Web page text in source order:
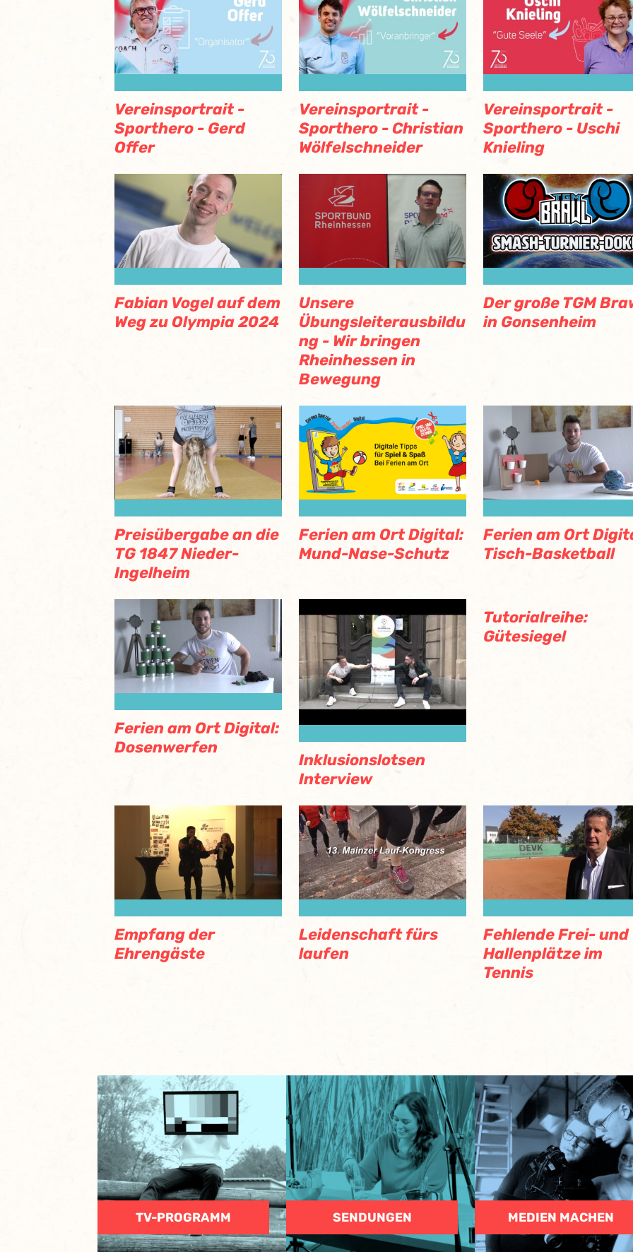
Vereinsportrait -
Sporthero - Gerd
Offer
Vereinsportrait -
Sporthero - Christian
Wölfelschneider
Vereinsportrait -
Sporthero - Uschi
Knieling
Fabian Vogel auf dem
Weg zu Olympia 2024
Unsere
Übungsleiterausbildu
ng - Wir bringen
Rheinhessen in
Bewegung
Der große TGM
in Gonsenheim
Preisübergabe an die
TG 1847 Nieder-
Ingelheim
Ferien am Ort Digital:
Mund-Nase-Schutz
Ferien am Ort
Tisch-Basketball
Ferien am Ort Digital:
Dosenwerfen
Inklusionslotsen
Interview
Tutorialreihe:
Gütesiegel
Empfang der
Ehrengäste
Leidenschaft fürs
laufen
Fehlende Frei- und
Hallenplätze im
Tennis
TV-PROGRAMM SENDUNGEN MEDIEN MACHEN